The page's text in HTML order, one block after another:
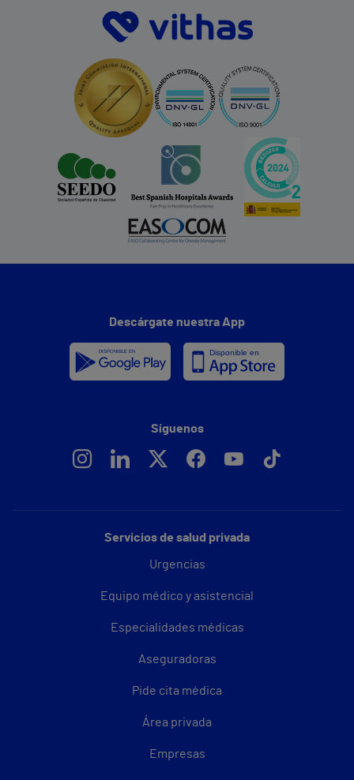
Servicios de salud privada
Urgencias
Equipo médico y asistencial
Especialidades médicas
Aseguradoras
Pide cita médica
Área privada
Empresas
Descárgate nuestra App
Síguenos